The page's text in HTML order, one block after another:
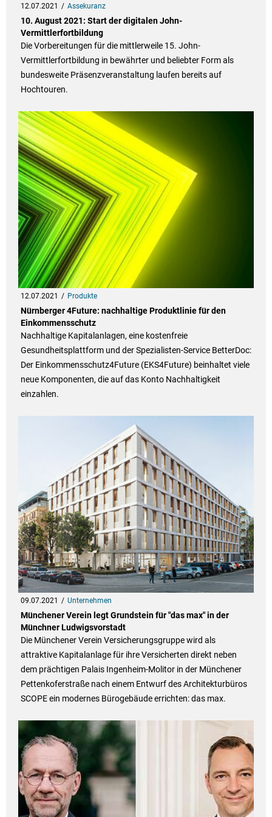
12.07.2021 Assekuranz
10. August 2021: Start der digitalen John-
Vermittlerfortbildung
Die Vorbereitungen für die mittlerweile 15. John-
Vermittlerfortbildung in bewährter und beliebter Form als
bundesweite Präsenzveranstaltung laufen bereits auf
Hochtouren.
12.07.2021 Produkte
Nürnberger 4Future: nachhaltige Produktlinie für den
Einkommensschutz
Nachhaltige Kapitalanlagen, eine kostenfreie
Gesundheitsplattform und der Spezialisten-Service BetterDoc:
Der Einkommensschutz4Future (EKS4Future) beinhaltet viele
neue Komponenten, die auf das Konto Nachhaltigkeit
einzahlen.
09.07.2021 Unternehmen
Münchener Verein legt Grundstein für "das max" in der
Münchner Ludwigsvorstadt
Die Münchener Verein Versicherungsgruppe wird als
attraktive Kapitalanlage für ihre Versicherten direkt neben
dem prächtigen Palais Ingenheim-Molitor in der Münchener
Pettenkoferstraße nach einem Entwurf des Architekturbüros
SCOPE ein modernes Bürogebäude errichten: das max.